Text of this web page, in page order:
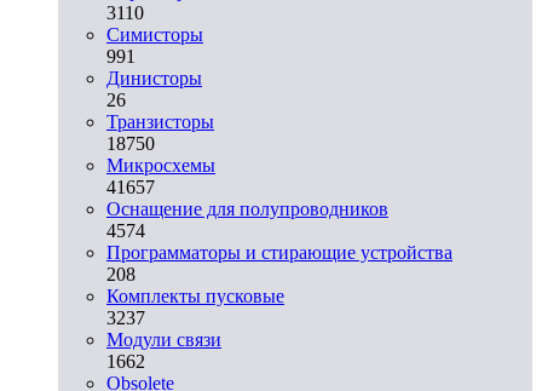
3110
Симисторы
991
Динисторы
26
Транзисторы
18750
Микросхемы
41657
Оснащение для полупроводников
4574
Программаторы и стирающие устройства
208
Комплекты пусковые
3237
Модули связи
1662
Obsolete